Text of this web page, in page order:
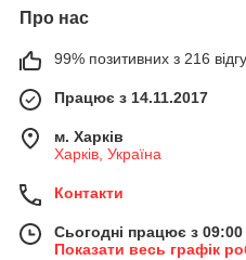
Про нас
99% позитивних з 216
Працює з 14.11.2017
м. Харків
Харків, Україна
Контакти
Сьогодні працює з
Показати весь графік